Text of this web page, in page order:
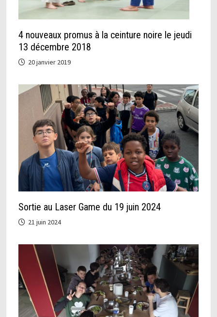
4 nouveaux promus à la ceinture noire le jeudi
13 décembre 2018
20 janvier 2019
Sortie au Laser Game du 19 juin 2024
21 juin 2024